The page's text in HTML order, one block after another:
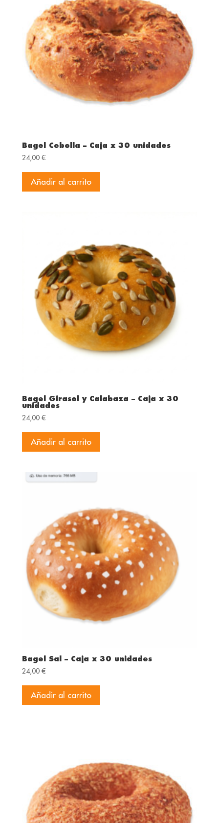
Bagel Cebolla – Caja x 30 unidades
24,00 €
Añadir al carrito
Bagel Girasol y Calabaza – Caja x 30
unidades
24,00 €
Añadir al carrito
Bagel Sal – Caja x 30 unidades
24,00 €
Añadir al carrito